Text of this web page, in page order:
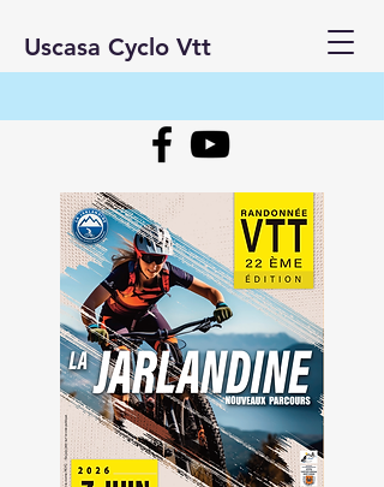
Uscasa Cyclo Vtt